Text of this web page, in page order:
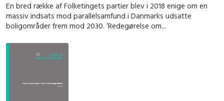
En bred række af Folketingets partier blev i 2018 enige om en
massiv indsats mod parallelsamfund i Danmarks udsatte
boligområder frem mod 2030. ’Redegørelse om...